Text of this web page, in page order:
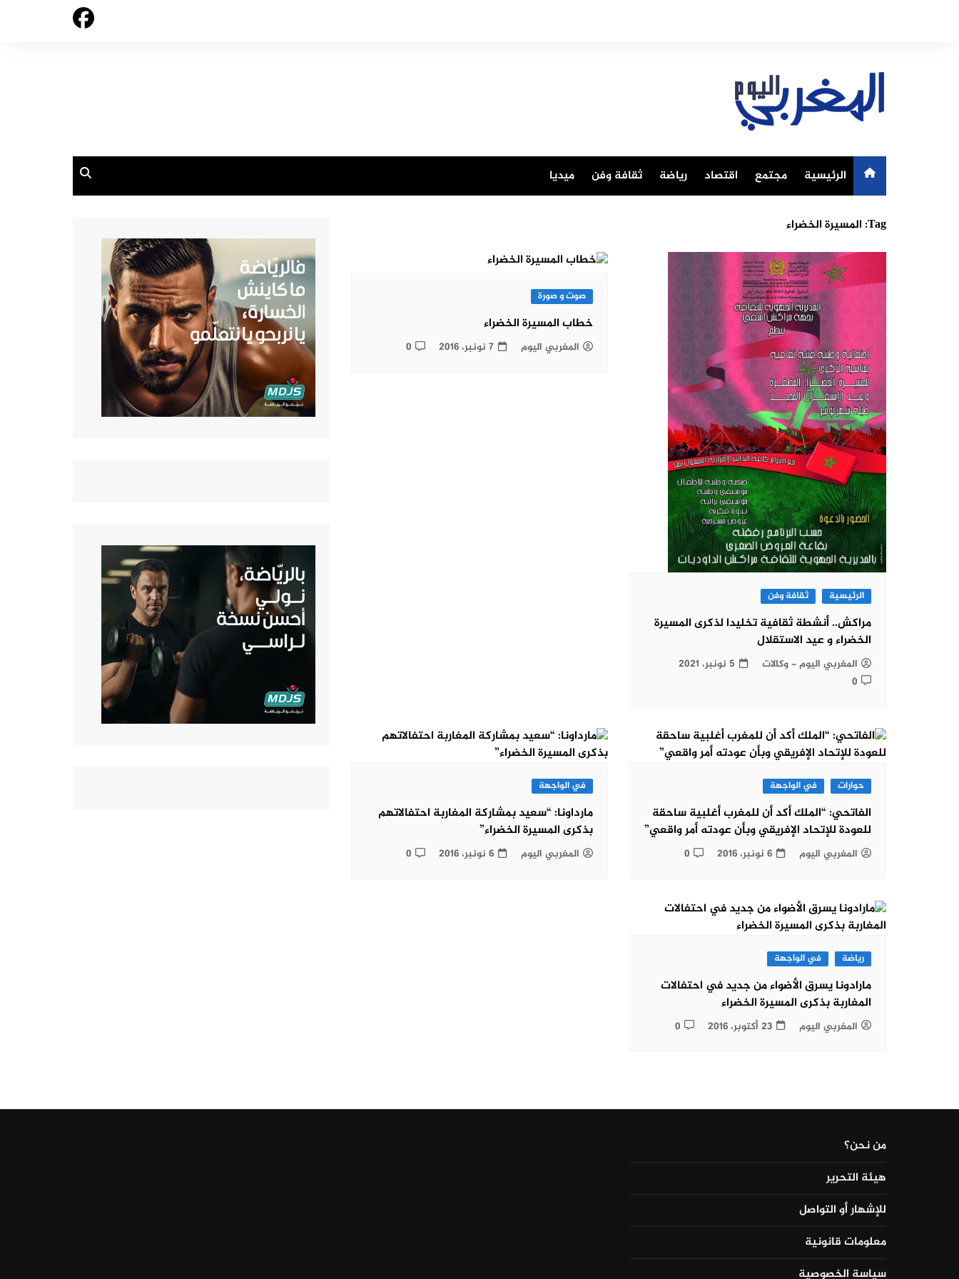
الرئيسية مجتمع اقتصاد رياضة ثقافة وفن ميديا
Tag: المسيرة الخضراء
الرئيسية ثقافة وفن
مراكش.. أنشطة ثقافية تخليدا لذكرى المسيرة
الخضراء و عيد الاستقلال
المغربي اليوم - وكالات
5 نونبر، 2021
0
صوت و صورة
خطاب المسيرة الخضراء
المغربي اليوم 7 نونبر، 2016 0
حوارات في الواجهة
الفاتحي: “الملك أكد أن للمغرب أغلبية ساحقة
للعودة للإتحاد الإفريقي وبأن عودته أمر واقعي”
المغربي اليوم 6 نونبر، 2016 0
في الواجهة
مارداونا: “سعيد بمشاركة المغاربة احتفالاتهم
بذكرى المسيرة الخضراء”
المغربي اليوم 6 نونبر، 2016 0
رياضة في الواجهة
مارادونا يسرق الأضواء من جديد في احتفالات
المغاربة بذكرى المسيرة الخضراء
المغربي اليوم 23 أكتوبر، 2016 0
من نحن؟
هيئة التحرير
للإشهار أو التواصل
معلومات قانونية
سياسة الخصوصية